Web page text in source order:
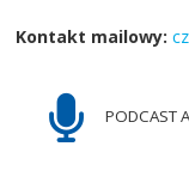
Kontakt mailowy:
PODCAST